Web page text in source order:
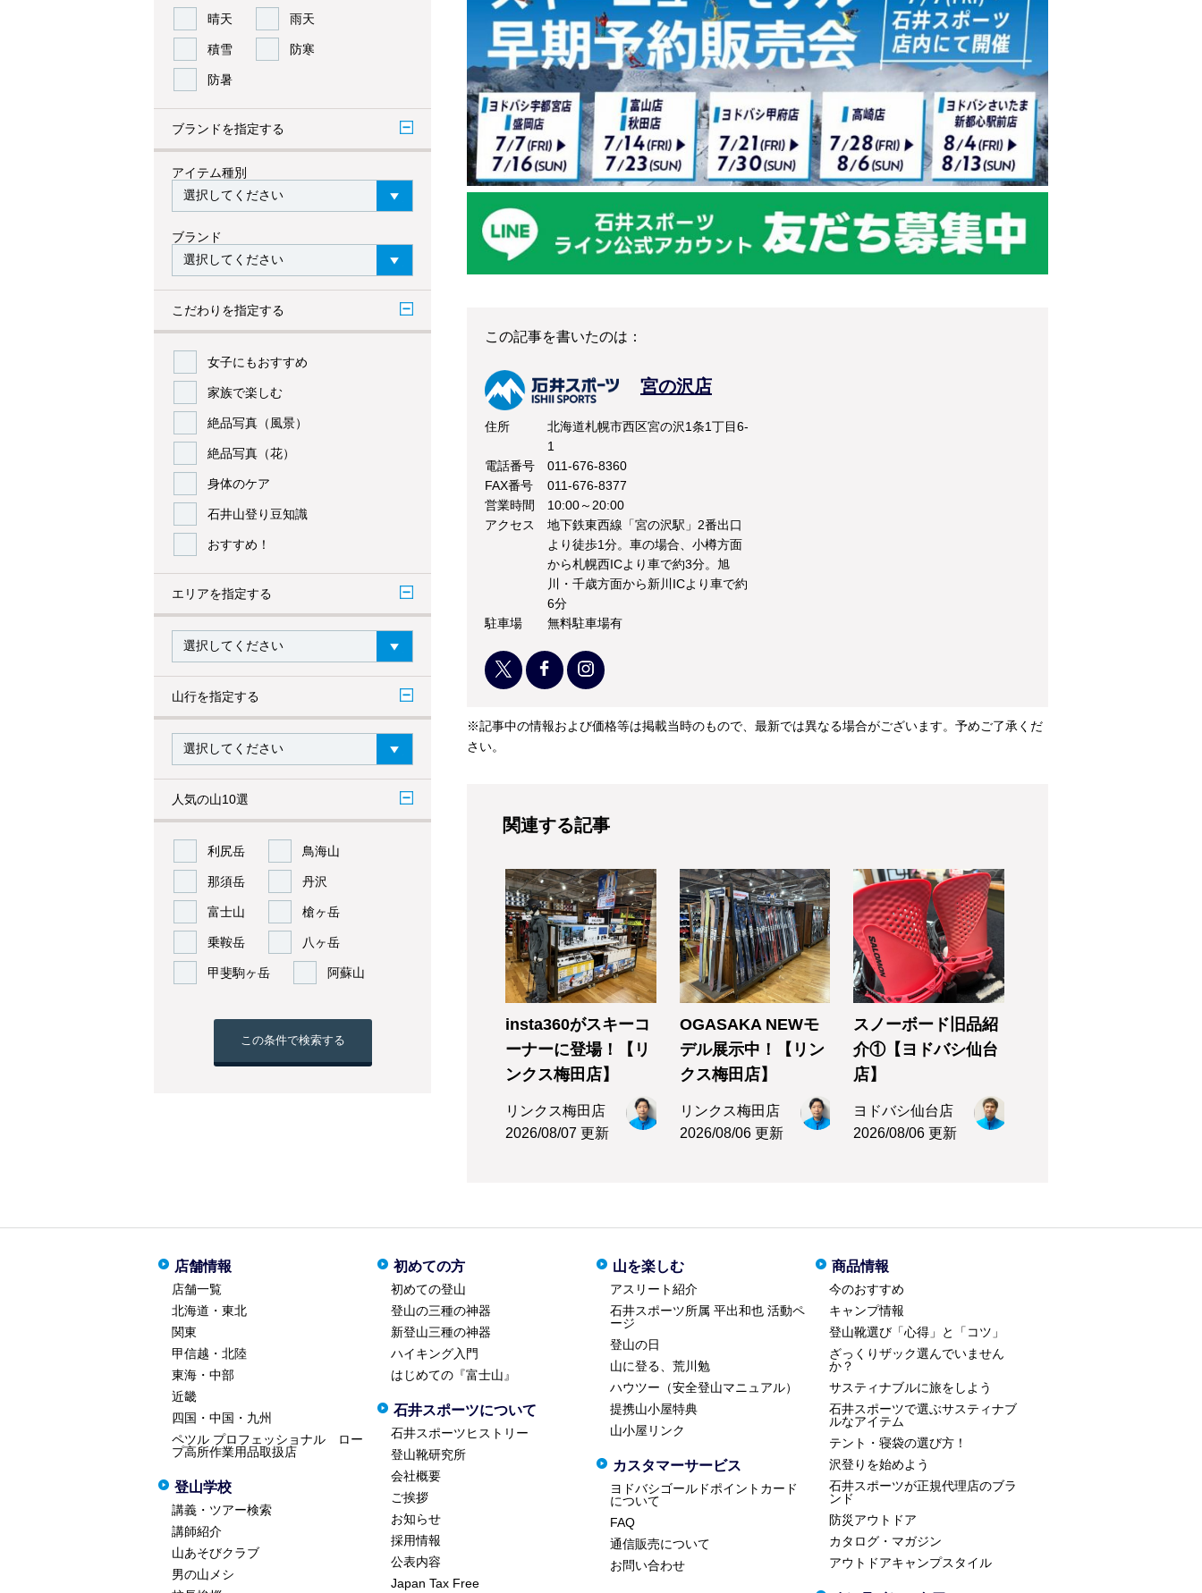
晴天 雨天
積雪 防寒
防暑
ブランドを指定する
アイテム種別
ブランド
こだわりを指定する
女子にもおすすめ
家族で楽しむ
絶品写真（風景）
絶品写真（花）
身体のケア
石井山登り豆知識
おすすめ！
エリアを指定する
山行を指定する
人気の山10選
利尻岳 鳥海山
那須岳 丹沢
富士山 槍ヶ岳
乗鞍岳 八ヶ岳
甲斐駒ヶ岳 阿蘇山
この条件で検索する
この記事を書いたのは：
宮の沢店
住所
北海道札幌市西区宮の沢1条1丁目6-
1
電話番号
011-676-8360
FAX番号
011-676-8377
営業時間
10:00～20:00
アクセス
地下鉄東西線「宮の沢駅」2番出口
より徒歩1分。車の場合、小樽方面
から札幌西ICより車で約3分。旭
川・千歳方面から新川ICより車で約
6分
駐車場
無料駐車場有
※記事中の情報および価格等は掲載当時のもので、最新では異なる場合がございます。予めご了承くだ
さい。
関連する記事
insta360がスキーコ
ーナーに登場！【リ
ンクス梅田店】
リンクス梅田店
2026/08/07 更新
OGASAKA NEWモ
デル展示中！【リン
クス梅田店】
リンクス梅田店
2026/08/06 更新
スノーボード旧品紹
介①【ヨドバシ仙台
店】
ヨドバシ仙台店
2026/08/06 更新
店舗情報
店舗一覧
北海道・東北
関東
甲信越・北陸
東海・中部
近畿
四国・中国・九州
ペツル プロフェッショナル ロー
プ高所作業用品取扱店
登山学校
講義・ツアー検索
講師紹介
山あそびクラブ
男の山メシ
初めての方
初めての登山
登山の三種の神器
新登山三種の神器
ハイキング入門
はじめての『富士山』
石井スポーツについて
石井スポーツヒストリー
登山靴研究所
会社概要
ご挨拶
お知らせ
採用情報
公表内容
Japan Tax Free
山を楽しむ
アスリート紹介
石井スポーツ所属 平出和也 活動ペ
ージ
登山の日
山に登る、荒川勉
ハウツー（安全登山マニュアル）
提携山小屋特典
山小屋リンク
カスタマーサービス
ヨドバシゴールドポイントカード
について
FAQ
通信販売について
お問い合わせ
商品情報
今のおすすめ
キャンプ情報
登山靴選び「心得」と「コツ」
ざっくりザック選んでいません
か？
サスティナブルに旅をしよう
石井スポーツで選ぶサスティナブ
ルなアイテム
テント・寝袋の選び方！
沢登りを始めよう
石井スポーツが正規代理店のブラ
ンド
防災アウトドア
カタログ・マガジン
アウトドアキャンプスタイル